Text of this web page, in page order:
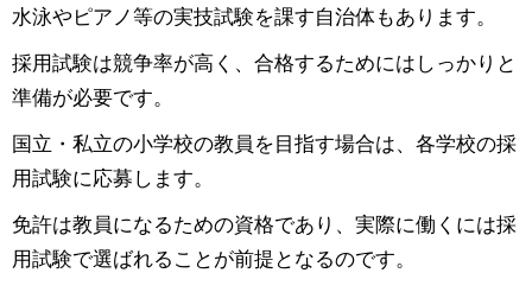
水泳やピアノ等の実技試験を課す自治体もあります。
採用試験は競争率が高く、合格するためにはしっかりと
準備が必要です。
国立・私立の小学校の教員を目指す場合は、各学校の採
用試験に応募します。
免許は教員になるための資格であり、実際に働くには採
用試験で選ばれることが前提となるのです。